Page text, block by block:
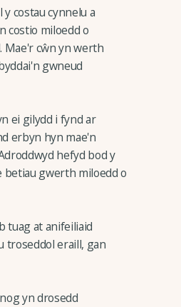
costau cynnelu a
costio miloedd o
Mae'r cŵn yn werth
gwneud
ei gilydd i fynd ar
erbyn hyn mae'n
hefyd bod y
betiau gwerth miloedd o
tuag at anifeiliaid
troseddol eraill, gan
yn drosedd